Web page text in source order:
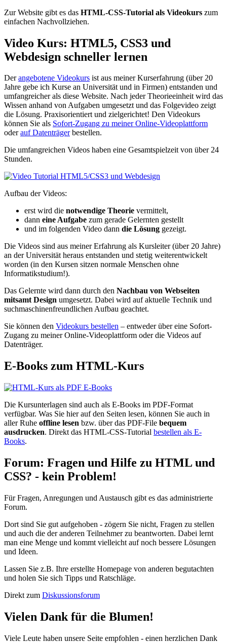
Zur Website gibt es das HTML-CSS-Tutorial als Videokurs zum
einfachen Nachvollziehen.
Video Kurs: HTML5, CSS3 und
Webdesign schneller lernen
Derangebotene Videokurs ist aus meiner Kurserfahrung (über 20
Jahre gebe ich Kurse an Universität und in Firmen) entstanden und
umfangreicher als diese Website. Nach jeder Theorieeinheit wird das
Wissen anhand von Aufgaben umgesetzt und das Folgevideo zeigt
die Lösung. Praxisorientiert und zielgerichtet! Den Videokurs
können Sie als Sofort-Zugang zu meiner Online-Videoplattform
oderauf Datenträgerbestellen.
Die umfangreichen Videos haben eine Gesamtspielzeit von über 24
Stunden.
Aufbau der Videos:
erst wird die notwendige Theorie vermittelt,
dann eine Aufgabe zum gerade Gelernten gestellt
und im folgenden Video dann die Lösung gezeigt.
Die Videos sind aus meiner Erfahrung als Kursleiter (über 20 Jahre)
an der Universität heraus entstanden und stetig weiterentwickelt
worden (in den Kursen sitzen normale Menschen ohne
Informatikstudium!).
Das Gelernte wird dann durch den Nachbau von Webseiten
mitsamt Design umgesetzt. Dabei wird auf aktuelle Technik und
suchmaschinenfreundlichen Aufbau geachtet.
Sie können den Videokurs bestellen – entweder über eine Sofort-
Zugang zu meiner Online-Videoplattform oder die Videos auf
Datenträger.
E-Books zum HTML-Kurs
Die Kursunterlagen sind auch als E-Books im PDF-Format
verfügbar. Was Sie hier auf den Seiten lesen, können Sie auch in
aller Ruhe offline lesen bzw. über das PDF-File bequem
ausdrucken. Direkt das HTML-CSS-Tutorial bestellen als E-
Books.
Forum: Fragen und Hilfe zu HTML und
CSS? - kein Problem!
Für Fragen, Anregungen und Austausch gibt es das administrierte
Forum.
Dort sind Sie gut aufgehoben - zögern Sie nicht, Fragen zu stellen
und auch die der anderen Teilnehmer zu beantworten. Dabei lernt
man eine Menge und kommt vielleicht auf noch bessere Lösungen
und Ideen.
Lassen Sie z.B. Ihre erstellte Homepage von anderen begutachten
und holen Sie sich Tipps und Ratschläge.
Direkt zum Diskussionsforum
Vielen Dank für die Blumen!
Viele Leute haben unsere Seite empfohlen - einen herzlichen Dank